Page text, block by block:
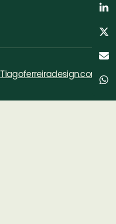
Tiagoferreiradesign.com